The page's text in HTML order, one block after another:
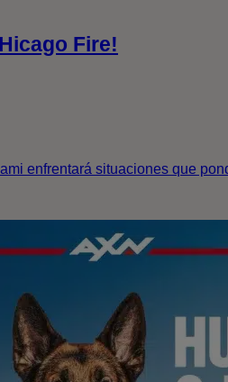
Fire!
enfrentará situaciones que